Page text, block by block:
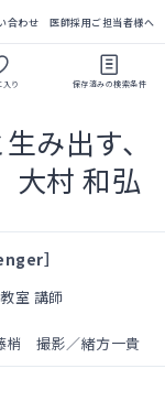
合わせ 医師採用ご担当者様へ
入り 保存済みの検索条件
み出す、
村 和弘
］
室 講師
梢 撮影／緒方一貴